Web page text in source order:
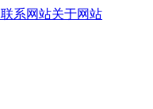
联系网站关于网站